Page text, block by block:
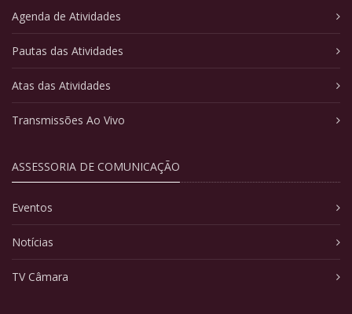
Agenda de Atividades
Pautas das Atividades
Atas das Atividades
Transmissões Ao Vivo
ASSESSORIA DE COMUNICAÇÃO
Eventos
Notícias
TV Câmara